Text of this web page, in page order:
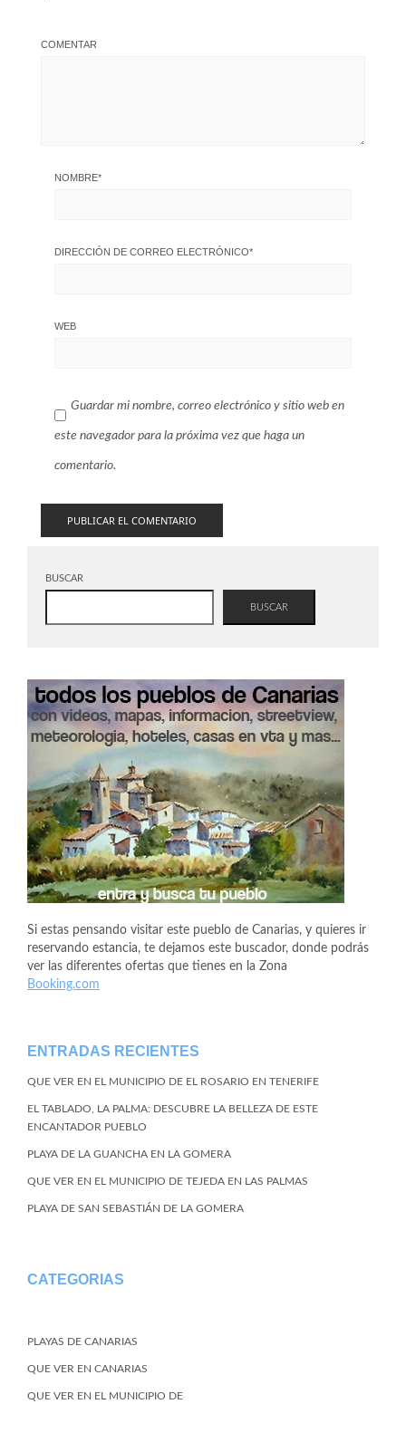
COMENTAR
NOMBRE*
DIRECCIÓN DE CORREO ELECTRÓNICO*
WEB
Guardar mi nombre, correo electrónico y sitio web en
este navegador para la próxima vez que haga un
comentario.
BUSCAR
BUSCAR
Si estas pensando visitar este pueblo de Canarias, y quieres ir
reservando estancia, te dejamos este buscador, donde podrás
ver las diferentes ofertas que tienes en la Zona
Booking.com
ENTRADAS RECIENTES
QUE VER EN EL MUNICIPIO DE EL ROSARIO EN TENERIFE
EL TABLADO, LA PALMA: DESCUBRE LA BELLEZA DE ESTE
ENCANTADOR PUEBLO
PLAYA DE LA GUANCHA EN LA GOMERA
QUE VER EN EL MUNICIPIO DE TEJEDA EN LAS PALMAS
PLAYA DE SAN SEBASTIÁN DE LA GOMERA
CATEGORIAS
PLAYAS DE CANARIAS
QUE VER EN CANARIAS
QUE VER EN EL MUNICIPIO DE